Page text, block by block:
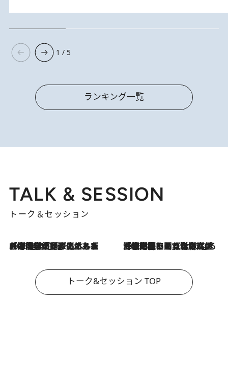
1 / 5
ランキング一覧
TALK & SESSION
トーク＆セッション
2026.8.3
「今後値上げがあるとすれば…」「リスクがあるのは今年の冬」エネルギー専門家が語る、ホルムズ海峡封鎖が家庭にもたらす“ある心配” 2026.8.3
「住宅建てられない…」「サーチャージ料の高値が続いている」ホルムズ海峡封鎖による影響はいつまで続く？《エネルギー専門家に聞く“どうなる日本の暮らし”》
トーク&セッション TOP